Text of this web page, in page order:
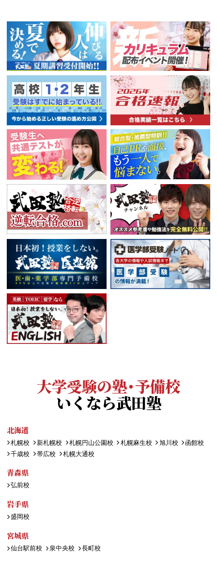
大学受験の塾・予備校
いくなら武田塾
北海道
札幌校 新札幌校 札幌円山公園校 札幌麻生校 旭川校
函館校
千歳校
帯広校 札幌大通校
青森県
弘前校
岩手県
盛岡校
宮城県
仙台駅前校 泉中央校 長町校